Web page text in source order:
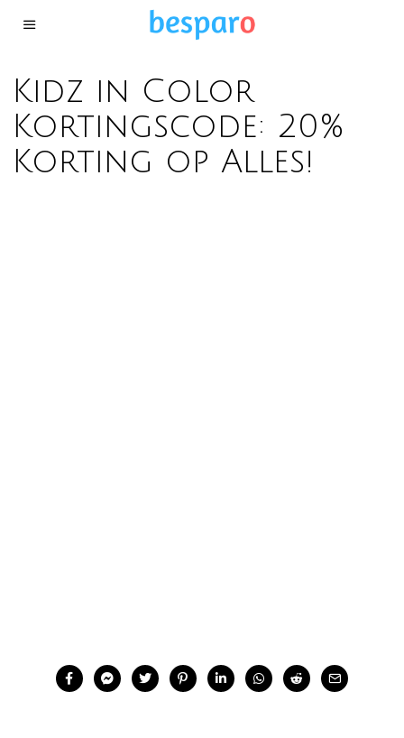
Kidz in Color
Kortingscode: 20%
Korting op Alles!